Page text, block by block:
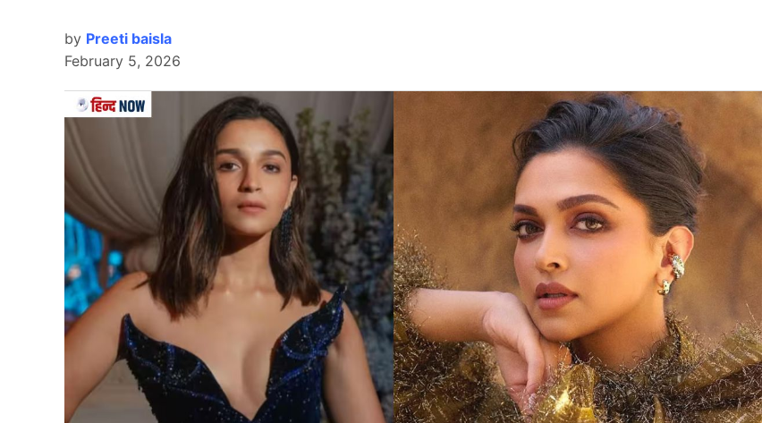
Rohit Sharma
इंडियन प्रीमियर लीग 2024 (IPL 2024) में कुछ खिलाड़ियों ने धमाकेदार शुरुआत की है, जिनमें से एक दिग्गज
भारतीय बल्लेबाज विराट कोहली (Virat Kohli) भी हैं। कोहली ने लगभग ढाई महीनों के बाद मैदान पर वापसी की
और वहीं से शुरुआत की, जहां वे छोड़ के गए थे। चेन्नई सुपर किंग्स के खिलाफ सीजन के पहले मुकाबले में उन्होने 21
रन बनाए, जबकि पंजाब किंग्स के खिलाफ दूसरे मैच में कोहली ने 77 रन की तूफानी पारी खेली।
कोहली की इस फॉर्म से स्पष्ट हो गया है कि आगामी टी20 वर्ल्ड कप में उनकी टीम इंडिया (Team India) में जगह
by Preeti baisla
February 5, 2026